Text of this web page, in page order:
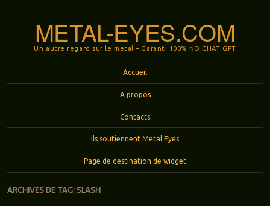
METAL-EYES.COM
Un autre regard sur le metal – Garanti 100% NO CHAT GPT
Accueil
A propos
Contacts
Ils soutiennent Metal Eyes
Page de destination de widget
ARCHIVES DE TAG: SLASH